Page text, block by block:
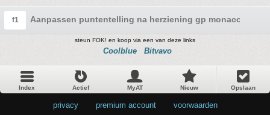
f1 Aanpassen puntentelling na herziening gp monaco
steun FOK! en koop via een van deze links
Coolblue Bitvavo
Index Actief MyAT Nieuw Opslaan
privacy premium account voorwaarden